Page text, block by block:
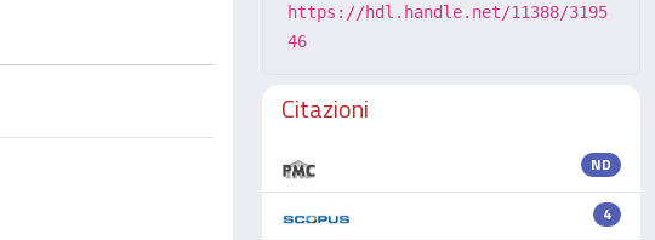
https://hdl.handle.net/11388/3195
46
Citazioni
ND
4